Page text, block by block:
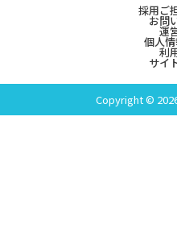
採用ご
お問
運
個人
利
サイ
Copyright ©